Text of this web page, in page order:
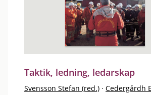
Taktik, ledning, ledarskap
Svensson Stefan (red.) · Cedergårdh